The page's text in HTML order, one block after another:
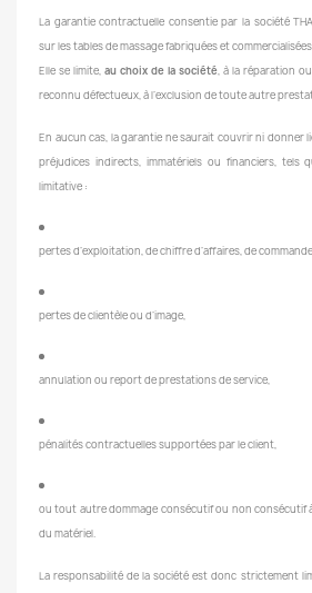
La garantie contractuelle consentie par la société
sur les tables de massage fabriquées et
Elle se limite, au choix de la société, à la réparation
reconnu défectueux, à l’exclusion de toute autre
En aucun cas, la garantie ne saurait couvrir ni donner
préjudices indirects, immatériels ou financiers, tels
limitative :
pertes d’exploitation, de chiffre d’affaires, de
pertes de clientèle ou d’image,
annulation ou report de prestations de service,
pénalités contractuelles supportées par le client,
ou tout autre dommage consécutif ou non consécutif
du matériel.
La responsabilité de la société est donc strictement